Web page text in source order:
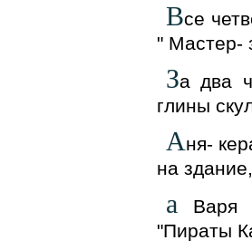
Все
" Мастер-
За два
глины
Аня-
на
а Варя
"Пираты